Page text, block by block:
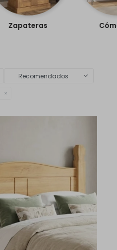
Zapateras
Recomendados